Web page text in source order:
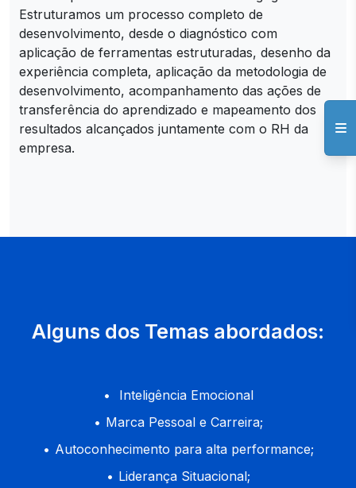
Estruturamos um processo completo de
desenvolvimento, desde o diagnóstico com
aplicação de ferramentas estruturadas, desenho da
experiência completa, aplicação da metodologia de
desenvolvimento, acompanhamento das ações de
transferência do aprendizado e mapeamento dos
resultados alcançados juntamente com o RH da
empresa.
Alguns dos Temas abordados:
Inteligência Emocional
Marca Pessoal e Carreira;
Autoconhecimento para alta performance;
Liderança Situacional;